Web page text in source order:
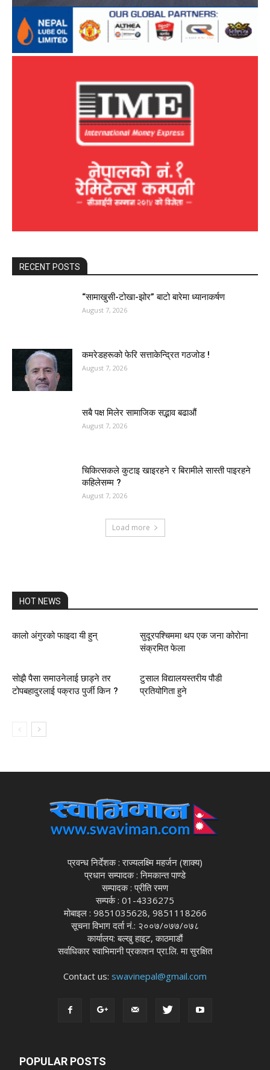
RECENT POSTS
“सामाखुसी-टोखा-झोर” बाटो बारेमा ध्यानाकर्षण
August 7, 2026
कमरेडहरूको फेरि सत्ताकेन्द्रित गठजोड !
August 7, 2026
सबै पक्ष मिलेर सामाजिक सद्भाव बढाऔं
August 7, 2026
चिकित्सकले कुटाइ खाइरहने र बिरामीले सास्ती पाइरहने
कहिलेसम्म ?
August 7, 2026
Load more
HOT NEWS
कालो अंगुरको फाइदा यी हुन्
सुदूरपश्चिममा थप एक जना कोरोना
संक्रमित फेला
सोझै पैसा समाउनेलाई छाड्ने तर
टोपबहादुरलाई पक्राउ पुर्जी किन ?
टुसाल विद्यालयस्तरीय पौडी
प्रतियोगिता हुने
प्रवन्ध निर्देशक : राज्यलक्ष्मि महर्जन (शाक्य)
प्रधान सम्पादक : निमकान्त पाण्डे
सम्पादक : प्रीति रमण
सम्पर्क : 01-4336275
मोबाइल : 9851035628, 9851118266
सूचना विभाग दर्ता नं.: २००७/०७७/०७८
कार्यालय: बल्खु हाइट, काठमाडौं
सर्वाधिकार स्वाभिमानी प्रकाशन प्रा.लि. मा सुरक्षित
Contact us: swavinepal@gmail.com
POPULAR POSTS